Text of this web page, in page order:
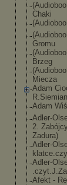
Chaki
Gromu
Brzeg
Miecza
Adam
Adam
Adler-
2.
Zadura)
Adler-
Adler-
Afekt -